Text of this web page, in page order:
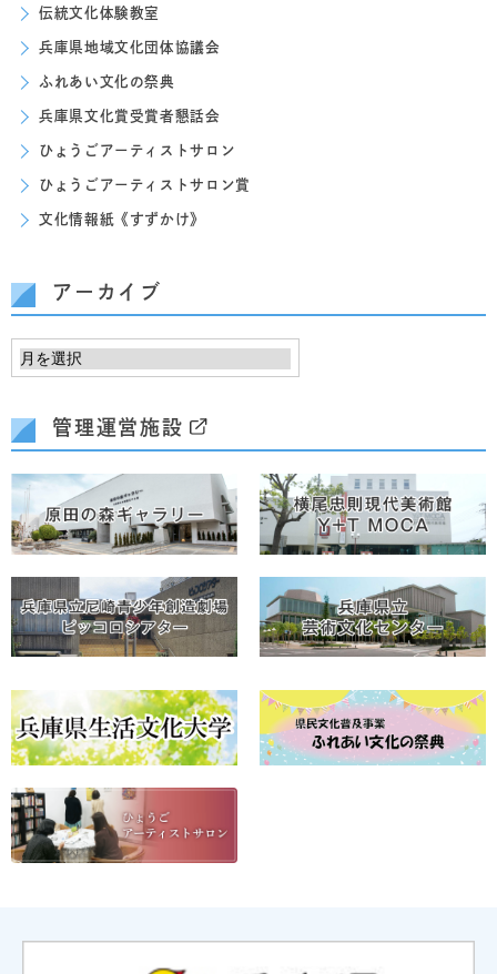
伝統文化体験教室
兵庫県地域文化団体協議会
ふれあい文化の祭典
兵庫県文化賞受賞者懇話会
ひょうごアーティストサロン
ひょうごアーティストサロン賞
文化情報紙《すずかけ》
アーカイブ
管理運営施設